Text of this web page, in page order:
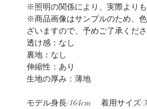
※照明の関係により、実際より
※商品画像はサンプルのため、
ざいますので、予めご了承くださ
透け感：なし
裏地：なし
伸縮性：あり
生地の厚み：薄地
モデル身長/164cm　 着用サイズ/